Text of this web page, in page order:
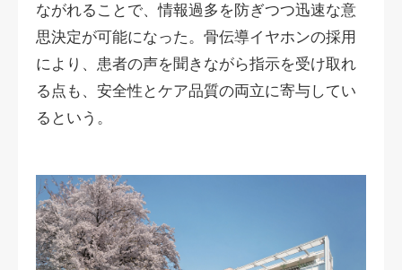
ながれることで、情報過多を防ぎつつ迅速な意
思決定が可能になった。骨伝導イヤホンの採用
により、患者の声を聞きながら指示を受け取れ
る点も、安全性とケア品質の両立に寄与してい
るという。